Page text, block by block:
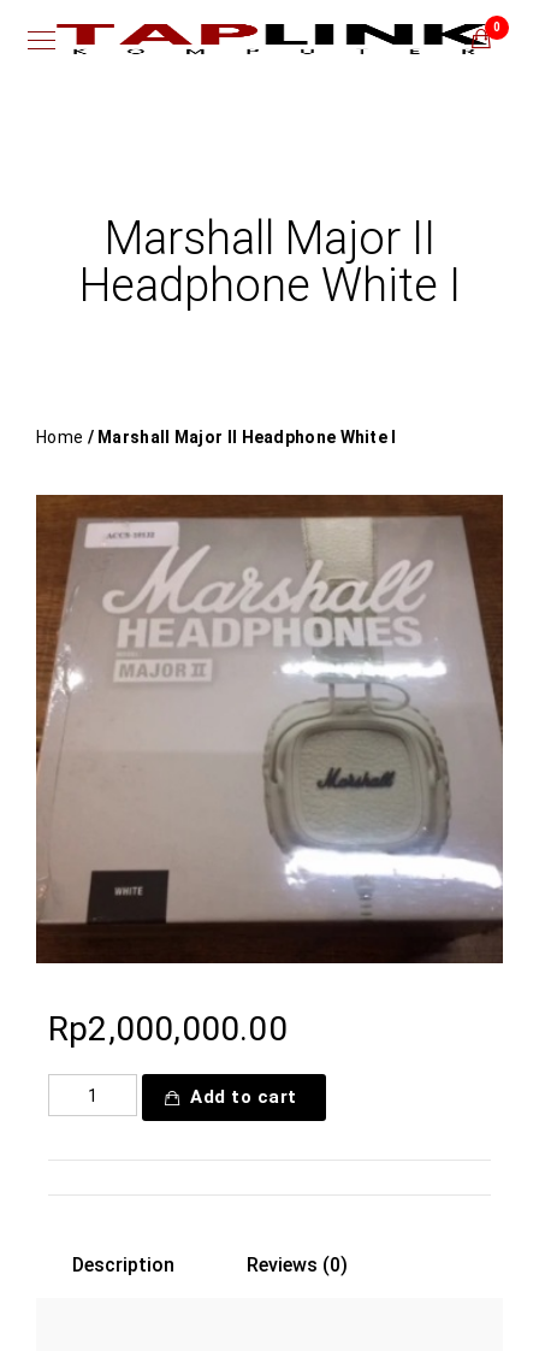
0
Marshall Major II
Headphone White I
Home / Marshall Major II Headphone White I
Rp2,000,000.00
Add to cart
Description Reviews (0)